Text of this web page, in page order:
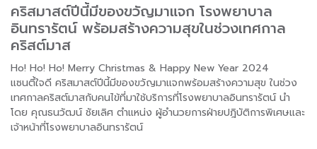
คริสมาสต์ปีนี้มีของขวัญมาแจก โรงพยาบาล
อินทรารัตน์ พร้อมสร้างความสุขในช่วงเทศกาล
คริสต์มาส
Ho! Ho! Ho! Merry Christmas & Happy New Year 2024
แซนตี้ใจดี คริสมาสต์ปีนี้มีของขวัญมาแจกพร้อมสร้างความสุข ในช่วง
เทศกาลคริสต์มาสกับคนไข้ที่มาใช้บริการที่โรงพยาบาลอินทรารัตน์ นำ
โดย คุณธนวัฒน์ ชัยเลิศ ตำแหน่ง ผู้อำนวยการฝ่ายปฎิบัติการพิเศษและ
เจ้าหน้าที่โรงพยาบาลอินทรารัตน์